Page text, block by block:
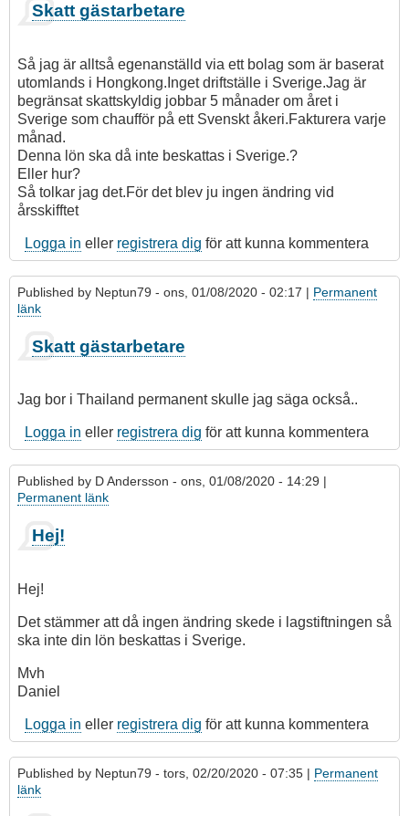
Skatt gästarbetare
Så jag är alltså egenanställd via ett bolag som är baserat
utomlands i Hongkong.Inget driftställe i Sverige.Jag är
begränsat skattskyldig jobbar 5 månader om året i
Sverige som chaufför på ett Svenskt åkeri.Fakturera varje
månad.
Denna lön ska då inte beskattas i Sverige.?
Eller hur?
Så tolkar jag det.För det blev ju ingen ändring vid
årsskifftet
Logga in eller registrera dig för att kunna kommentera
Published by Neptun79 - ons, 01/08/2020 - 02:17 | Permanent
länk
Skatt gästarbetare
Jag bor i Thailand permanent skulle jag säga också..
Logga in eller registrera dig för att kunna kommentera
Published by D Andersson - ons, 01/08/2020 - 14:29 |
Permanent länk
Hej!
Hej!
Det stämmer att då ingen ändring skede i lagstiftningen så
ska inte din lön beskattas i Sverige.
Mvh
Daniel
Logga in eller registrera dig för att kunna kommentera
Published by Neptun79 - tors, 02/20/2020 - 07:35 | Permanent
länk